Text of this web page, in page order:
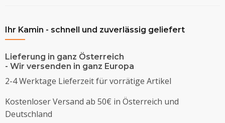
Ihr Kamin - schnell und zuverlässig geliefert
Lieferung in ganz Österreich
- Wir versenden in ganz Europa
2-4 Werktage Lieferzeit für vorrätige Artikel
Kostenloser Versand ab 50€ in Österreich und
Deutschland